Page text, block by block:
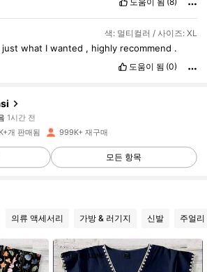
색: 멀티컬러 / 사이즈: XL
justwhat Iwanted , highly recommend .
도움이 됨 (0)
1시간 전
개 판매됨 999K+ 재구매
모든 항목
의류 액세서리 가방 & 러기지 신발 주얼